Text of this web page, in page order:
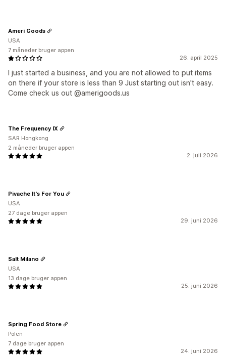
26. april 2025
I just started a business, and you are not allowed to put items
on there if your store is less than 9 Just starting out isn't easy.
Come check us out @amerigoods.us
Ameri Goods
USA
7 måneder bruger appen
2. juli 2026
The Frequency IX
SAR Hongkong
2 måneder bruger appen
29. juni 2026
Pivache It's For You
USA
27 dage bruger appen
25. juni 2026
Salt Milano
USA
13 dage bruger appen
24. juni 2026
Spring Food Store
Polen
7 dage bruger appen